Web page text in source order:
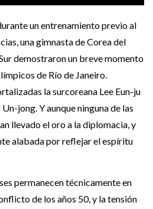
un entrenamiento previo al
una gimnasta de Corea del
demostraron un breve momento
de Río de Janeiro.
la surcoreana Lee Eun-ju
jong. Y aunque ninguna de las
llevado el oro a la diplomacia, y
alabada por reflejar el espíritu
permanecen técnicamente en
de los años 50, y la tensión